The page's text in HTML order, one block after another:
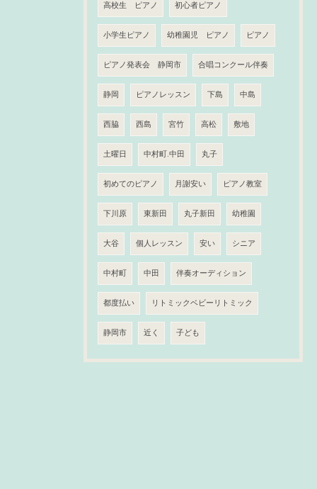
高校生 ピアノ 初心者ピアノ
小学生ピアノ 幼稚園児 ピアノ ピアノ
ピアノ発表会 静岡市 合唱コンクール伴奏
静岡 ピアノレッスン 下島 中島
西脇 西島 宮竹 高松 敷地
土曜日 中村町.中田 丸子
初めてのピアノ 月謝安い ピアノ教室
下川原 東新田 丸子新田 幼稚園
大谷 個人レッスン 安い シニア
中村町 中田 伴奏オーディション
都度払い リトミックベビーリトミック
静岡市 近く 子ども